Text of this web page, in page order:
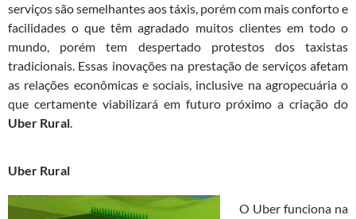
serviços são semelhantes aos táxis, porém com mais conforto e
facilidades o que têm agradado muitos clientes em todo o
mundo, porém tem despertado protestos dos taxistas
tradicionais. Essas inovações na prestação de serviços afetam
as relações econômicas e sociais, inclusive na agropecuária o
que certamente viabilizará em futuro próximo a criação do
Uber Rural.
Uber Rural
O Uber funciona na